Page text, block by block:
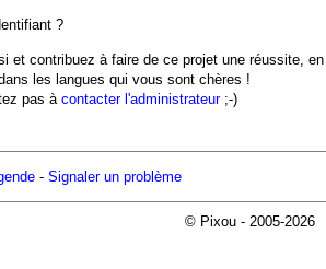
?
et contribuez à faire de ce projet une réussite,
les langues qui vous sont chères !
pas àcontacter l'administrateur;-)
- Signaler un problème
© Pixou - 2005-2026